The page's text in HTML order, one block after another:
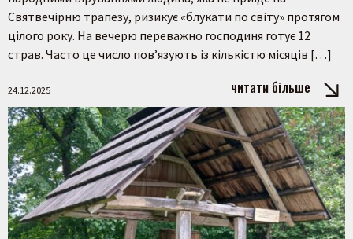
Святвечірню трапезу, ризикує «блукати по світу» протягом
цілого року. На вечерю переважно господиня готує 12
страв. Часто це число пов’язують із кількістю місяців […]
24.12.2025 читати більше